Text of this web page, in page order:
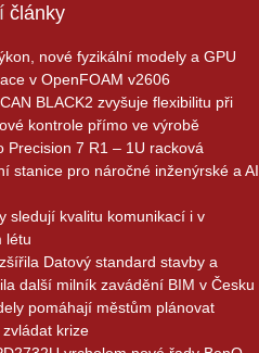
články
nové fyzikální modely a GPU
v OpenFOAM v2606
BLACK2 zvyšuje flexibilitu při
kontrole přímo ve výrobě
Precision 7 R1 – 1U racková
stanice pro náročné inženýrské a AI
sledují kvalitu komunikací i v
létu
Datový standard stavby a
další milník zavádění BIM v Česku
pomáhají městům plánovat
zvládat krize